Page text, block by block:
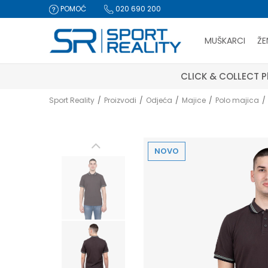
POMOĆ 020 690 200
MUŠKARCI
CLICK &
Sport Reality Proizvodi Odjeća Majice Polo majica
NOVO